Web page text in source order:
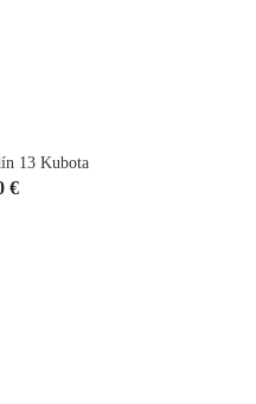
13 Kubota
€